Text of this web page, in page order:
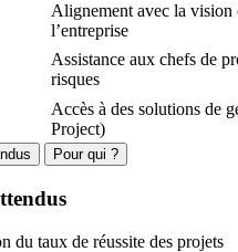
Alignement avec la vision
l’entreprise
Assistance aux chefs de
risques
Accès à des solutions de
Project)
Pour qui ?
du taux de réussite des projets